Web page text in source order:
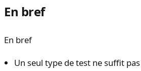
En bref
En bref
Un seul type de test ne suffit